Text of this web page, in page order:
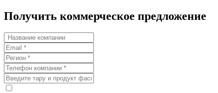
Получить коммерческое предложение